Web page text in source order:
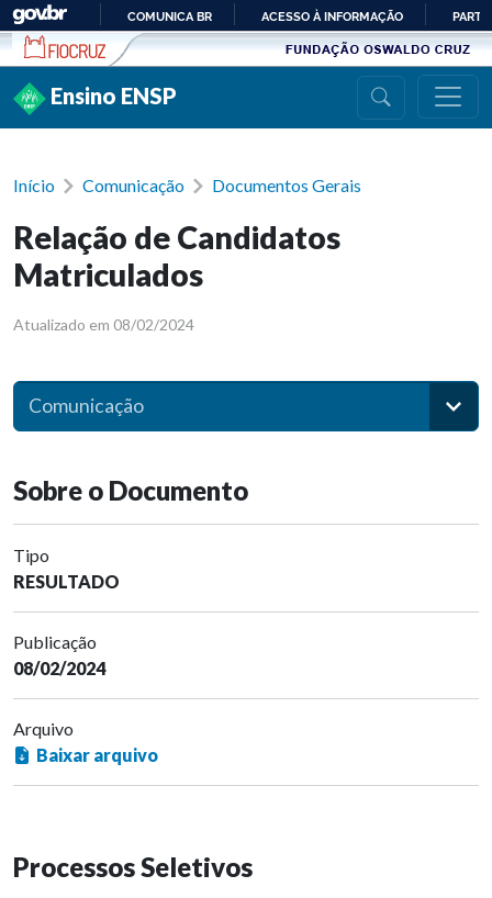
Ir para conteúdo
PARA
COMUNICA BR ACESSO À INFORMAÇÃO
Ensino ENSP
Início Comunicação Documentos Gerais
Relação de Candidatos
Matriculados
Atualizado em 08/02/2024
Comunicação
Sobre o Documento
Tipo
RESULTADO
Publicação
08/02/2024
Arquivo
Baixar arquivo
Processos Seletivos